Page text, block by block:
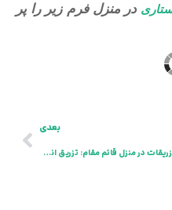
در منزل فرم زیر را پر
بعدی
تزریقات در منزل قائم مقام: تزریق انواع سرم و آمپول درمانی و تقویتی در خانه